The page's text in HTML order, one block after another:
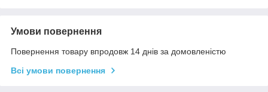
Умови повернення
Повернення товару впродовж 14 днів за домовленістю
Всі умови повернення